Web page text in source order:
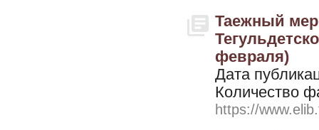
Таежный
февраля)
Дата
Количество
https://